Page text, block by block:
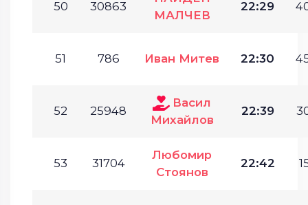
50 30863
МАЛЧЕВ
22:29
51 786 Иван Митев 22:30
52 25948
Васил
Михайлов
22:39
53 31704
Любомир
Стоянов
22:42